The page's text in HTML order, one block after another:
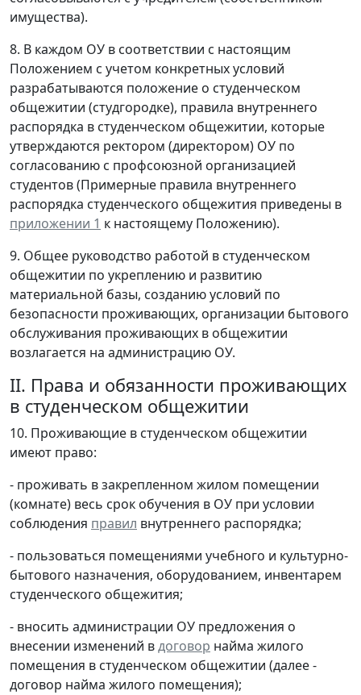
имущества).
8. В каждом ОУ в соответствии с настоящим
Положением с учетом конкретных условий
разрабатываются положение о студенческом
общежитии (студгородке), правила внутреннего
распорядка в студенческом общежитии, которые
утверждаются ректором (директором) ОУ по
согласованию с профсоюзной организацией
студентов (Примерные правила внутреннего
распорядка студенческого общежития приведены в
приложении 1 к настоящему Положению).
9. Общее руководство работой в студенческом
общежитии по укреплению и развитию
материальной базы, созданию условий по
безопасности проживающих, организации бытового
обслуживания проживающих в общежитии
возлагается на администрацию ОУ.
II. Права и обязанности проживающих
в студенческом общежитии
10. Проживающие в студенческом общежитии
имеют право:
- проживать в закрепленном жилом помещении
(комнате) весь срок обучения в ОУ при условии
соблюдения правил внутреннего распорядка;
- пользоваться помещениями учебного и культурно-
бытового назначения, оборудованием, инвентарем
студенческого общежития;
- вносить администрации ОУ предложения о
внесении изменений вдоговор найма жилого
помещения в студенческом общежитии (далее -
договор найма жилого помещения);